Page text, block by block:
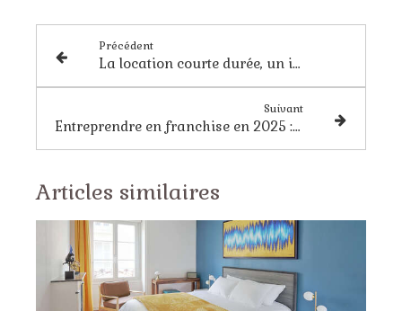
Précédent
La location courte durée, un investissement rentable sur la Côte d'Amour
Suivant
Entreprendre en franchise en 2025 : Un marché solide et des opportunités à saisir
Articles similaires